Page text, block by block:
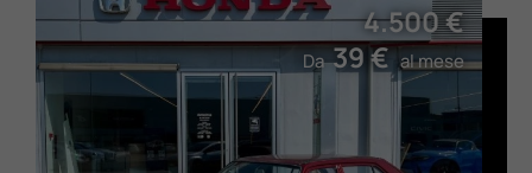
4.500 €
Da39 €al mese